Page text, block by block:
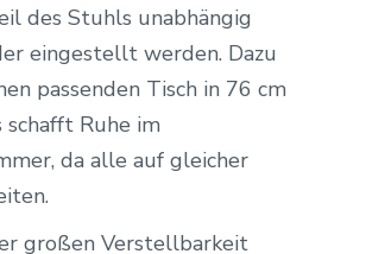
des Stuhls unabhängig
eingestellt werden. Dazu
passenden Tisch in 76 cm
schafft Ruhe im
da alle auf gleicher
großen Verstellbarkeit